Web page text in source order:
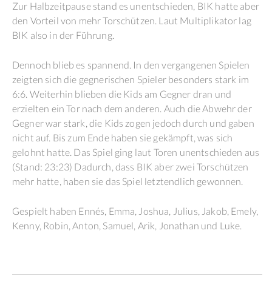
Zur Halbzeitpause stand es unentschieden, BIK hatte aber
den Vorteil von mehr Torschützen. Laut Multiplikator lag
BIK also in der Führung.
Dennoch blieb es spannend. In den vergangenen Spielen
zeigten sich die gegnerischen Spieler besonders stark im
6:6. Weiterhin blieben die Kids am Gegner dran und
erzielten ein Tor nach dem anderen. Auch die Abwehr der
Gegner war stark, die Kids zogen jedoch durch und gaben
nicht auf. Bis zum Ende haben sie gekämpft, was sich
gelohnt hatte. Das Spiel ging laut Toren unentschieden aus
(Stand: 23:23) Dadurch, dass BIK aber zwei Torschützen
mehr hatte, haben sie das Spiel letztendlich gewonnen.
Gespielt haben Ennés, Emma, Joshua, Julius, Jakob, Emely,
Kenny, Robin, Anton, Samuel, Arik, Jonathan und Luke.